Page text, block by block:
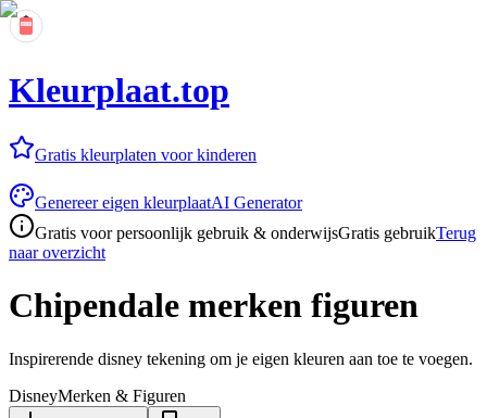
Kleurplaat.top
Gratis kleurplaten voor kinderen
Genereer eigen kleurplaatAI Generator
Gratis voor persoonlijk gebruik & onderwijsGratis gebruikTerug
naar overzicht
Chipendale merken figuren
Inspirerende disney tekening om je eigen kleuren aan toe te voegen.
DisneyMerken & Figuren